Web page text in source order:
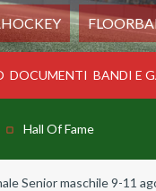
DOCUMENTI BANDI E
Hall Of Fame
Senior maschile 9-11